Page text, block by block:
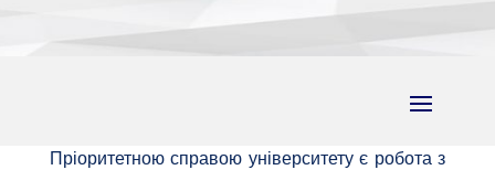
Пріоритетною справою університету є робота з